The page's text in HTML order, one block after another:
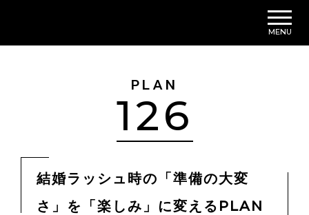
MENU
PLAN
126
結婚ラッシュ時の「準備の大変
さ」を「楽しみ」に変えるPLAN